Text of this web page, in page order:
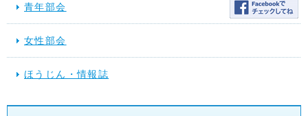
青年部会
女性部会
ほうじん・情報誌